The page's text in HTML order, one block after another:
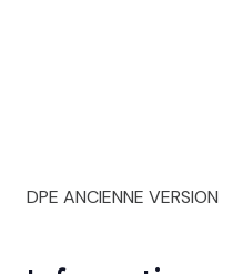
DPE ANCIENNE VERSION